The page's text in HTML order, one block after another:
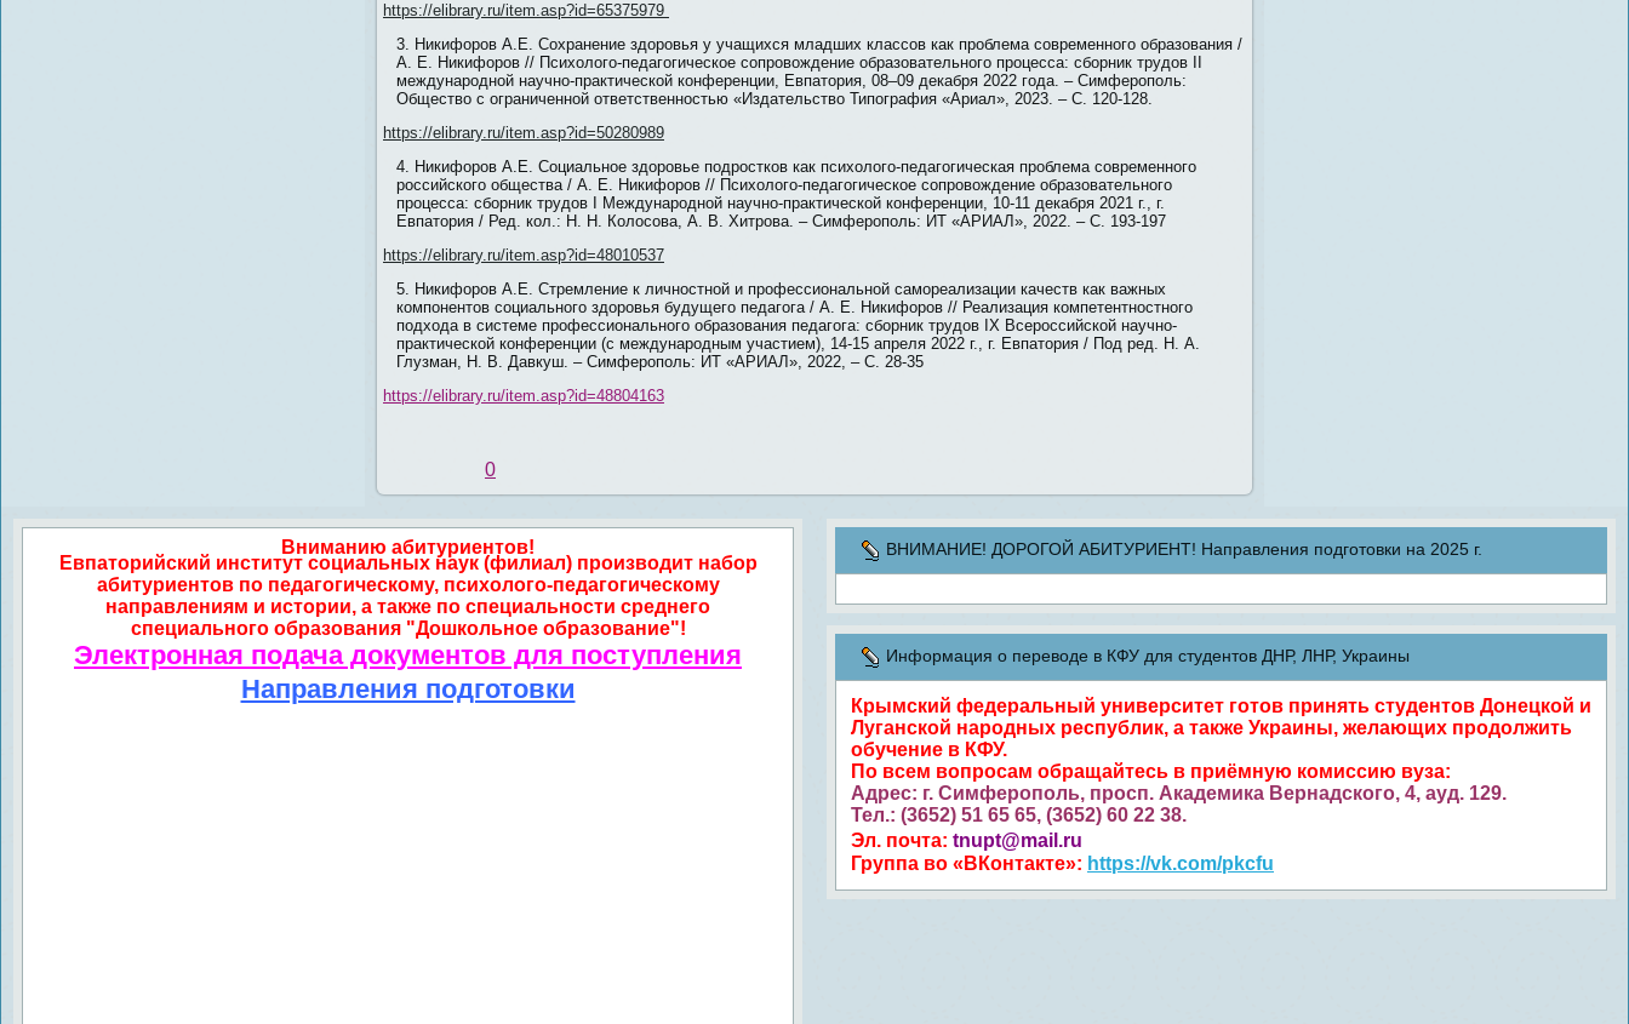
https://elibrary.ru/item.asp?id=65375979
Никифоров А.Е. Сохранение здоровья у учащихся младших классов как проблема современного образования /
А. Е. Никифоров // Психолого-педагогическое сопровождение образовательного процесса: сборник трудов II
международной научно-практической конференции, Евпатория, 08–09 декабря 2022 года. – Симферополь:
Общество с ограниченной ответственностью «Издательство Типография «Ариал», 2023. – С. 120-128.
https://elibrary.ru/item.asp?id=50280989
Никифоров А.Е. Социальное здоровье подростков как психолого-педагогическая проблема современного
российского общества / А. Е. Никифоров // Психолого-педагогическое сопровождение образовательного
процесса: сборник трудов I Международной научно-практической конференции, 10-11 декабря 2021 г., г.
Евпатория / Ред. кол.: Н. Н. Колосова, А. В. Хитрова. – Симферополь: ИТ «АРИАЛ», 2022. – С. 193-197
https://elibrary.ru/item.asp?id=48010537
Никифоров А.Е. Стремление к личностной и профессиональной самореализации качеств как важных
компонентов социального здоровья будущего педагога / А. Е. Никифоров // Реализация компетентностного
подхода в системе профессионального образования педагога: сборник трудов IX Всероссийской научно-
практической конференции (с международным участием), 14-15 апреля 2022 г., г. Евпатория / Под ред. Н. А.
Глузман, Н. В. Давкуш. – Симферополь: ИТ «АРИАЛ», 2022, – С. 28-35
https://elibrary.ru/item.asp?id=48804163
0
Вниманию абитуриентов!
Евпаторийский институт социальных наук (филиал) производит набор
абитуриентов по педагогическому, психолого-педагогическому
направлениям и истории, а также по специальности среднего
специального образования "Дошкольное образование"!
Электронная подача документов для поступления
Направления подготовки
ВНИМАНИЕ! ДОРОГОЙ АБИТУРИЕНТ! Направления подготовки на 2025 г.
Информация о переводе в КФУ для студентов ДНР, ЛНР, Украины
Крымский федеральный университет готов принять студентов Донецкой и
Луганской народных республик, а также Украины, желающих продолжить
обучение в КФУ.
По всем вопросам обращайтесь в приёмную комиссию вуза:
Адрес: г. Симферополь, просп. Академика Вернадского, 4, ауд. 129.
Тел.: (3652) 51 65 65, (3652) 60 22 38.
Эл. почта: tnupt@mail.ru
Группа во «ВКонтакте»: https://vk.com/pkcfu